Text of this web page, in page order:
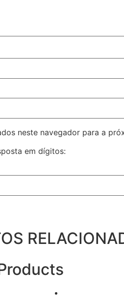
neste navegador para a
em dígitos: